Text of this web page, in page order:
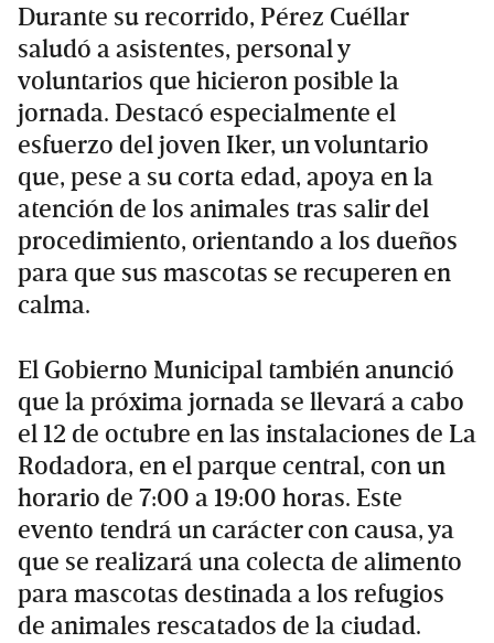
Durante su recorrido, Pérez Cuéllar
saludó a asistentes, personal y
voluntarios que hicieron posible la
jornada. Destacó especialmente el
esfuerzo del joven Iker, un voluntario
que, pese a su corta edad, apoya en la
atención de los animales tras salir del
procedimiento, orientando a los dueños
para que sus mascotas se recuperen en
calma.
El Gobierno Municipal también anunció
que la próxima jornada se llevará a cabo
el 12 de octubre en las instalaciones de La
Rodadora, en el parque central, con un
horario de 7:00 a 19:00 horas. Este
evento tendrá un carácter con causa, ya
que se realizará una colecta de alimento
para mascotas destinada a los refugios
de animales rescatados de la ciudad.